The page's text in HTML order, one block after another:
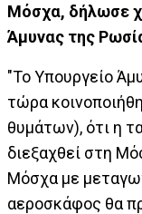
Μόσχα, δήλωσε
Άμυνας της
"Το Υπουργείο
τώρα
θυμάτων), ότι η
διεξαχθεί στη
Μόσχα με
αεροσκάφος θα